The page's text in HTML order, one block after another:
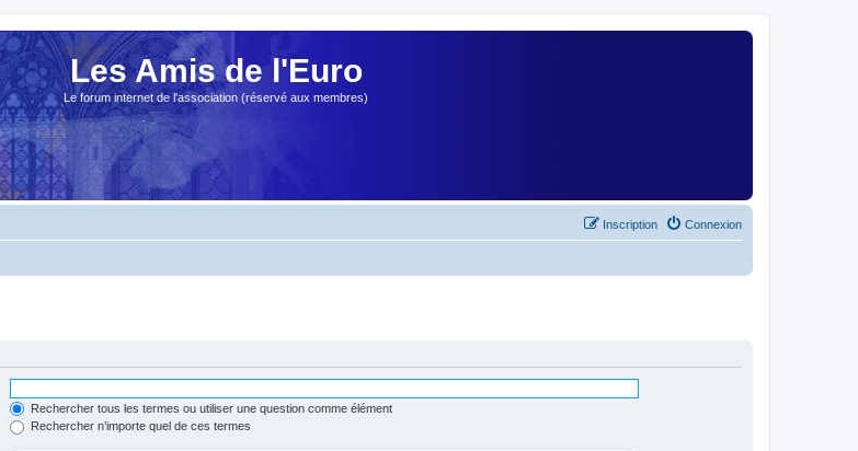
Les Amis de l'Euro
Le forum internet de l'association (réservé aux membres)
Connexion
Inscription
Rechercher tous les termes ou utiliser une question comme élément
Rechercher n’importe quel de ces termes